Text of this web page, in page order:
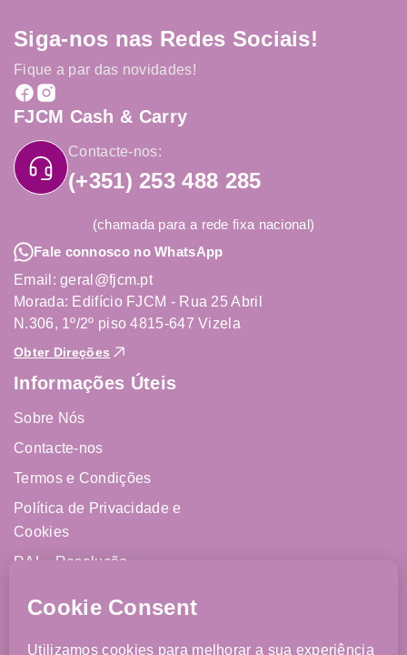
Siga-nos nas Redes Sociais!
Fique a par das novidades!
FJCM Cash & Carry
Contacte-nos:
(+351) 253 488 285
(chamada para a rede fixa nacional)
Fale connosco no WhatsApp
Email: geral@fjcm.pt
Morada: Edifício FJCM - Rua 25 Abril
N.306, 1º/2º piso 4815-647 Vizela
Obter Direções
Informações Úteis
Sobre Nós
Contacte-nos
Termos e Condições
Política de Privacidade e
Cookies
RAL - Resolução
Livro de Reclamações